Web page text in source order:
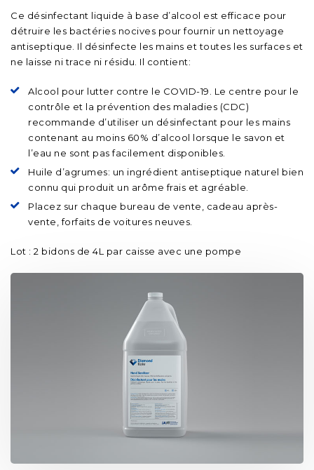
Ce désinfectant liquide à base d’alcool est efficace pour
détruire les bactéries nocives pour fournir un nettoyage
antiseptique. Il désinfecte les mains et toutes les surfaces et
ne laisse ni trace ni résidu. Il contient:
Alcool pour lutter contre le COVID-19. Le centre pour le
contrôle et la prévention des maladies (CDC)
recommande d’utiliser un désinfectant pour les mains
contenant au moins 60% d’alcool lorsque le savon et
l’eau ne sont pas facilement disponibles.
Huile d’agrumes: un ingrédient antiseptique naturel bien
connu qui produit un arôme frais et agréable.
Placez sur chaque bureau de vente, cadeau après-
vente, forfaits de voitures neuves.
Lot : 2 bidons de 4L par caisse avec une pompe